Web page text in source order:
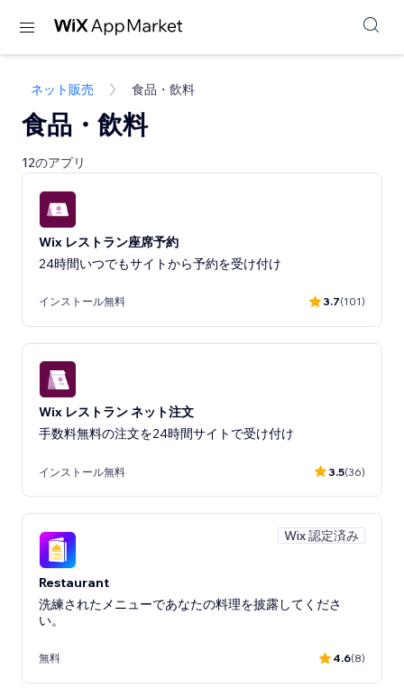
ネット販売 食品・飲料
食品・飲料
12のアプリ
Wix レストラン座席予約
24時間いつでもサイトから予約を受け付け
インストール無料 3.7(101)
Wix レストラン ネット注文
手数料無料の注文を24時間サイトで受け付け
インストール無料 3.5(36)
Wix 認定済み
Restaurant
洗練されたメニューであなたの料理を披露してくださ
い。
無料 4.6(8)